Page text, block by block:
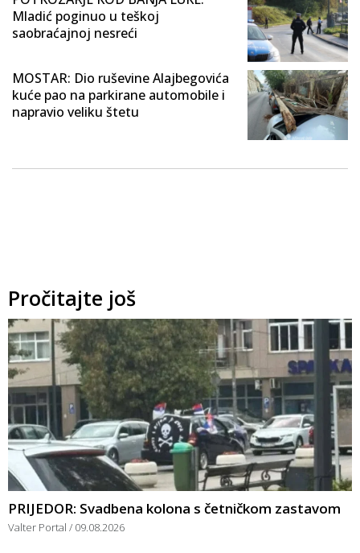
Mladić poginuo u teškoj
saobraćajnoj nesreći
MOSTAR: Dio ruševine Alajbegovića
kuće pao na parkirane automobile i
napravio veliku štetu
Pročitajte još
PRIJEDOR: Svadbena kolona s četničkom zastavom
Valter Portal 09.08.2026